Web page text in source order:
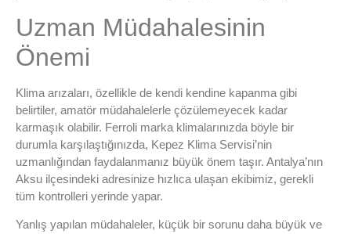
Uzman Müdahalesinin
Önemi
Klima arızaları, özellikle de kendi kendine kapanma gibi
belirtiler, amatör müdahalelerle çözülemeyecek kadar
karmaşık olabilir. Ferroli marka klimalarınızda böyle bir
durumla karşılaştığınızda, Kepez Klima Servisi’nin
uzmanlığından faydalanmanız büyük önem taşır. Antalya’nın
Aksu ilçesindeki adresinize hızlıca ulaşan ekibimiz, gerekli
tüm kontrolleri yerinde yapar.
Yanlış yapılan müdahaleler, küçük bir sorunu daha büyük ve